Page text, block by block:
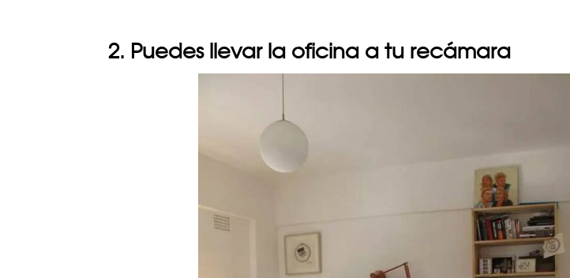
2. Puedes llevar la oficina a tu recámara